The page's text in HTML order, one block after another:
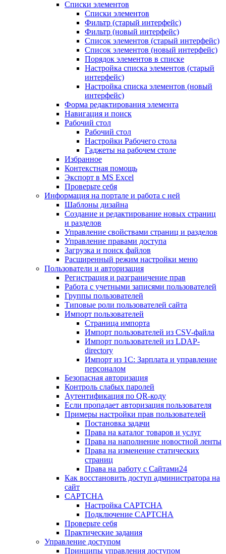
Списки элементов
Списки элементов
Фильтр (старый интерфейс)
Фильтр (новый интерфейс)
Список элементов (старый интерфейс)
Список элементов (новый интерфейс)
Порядок элементов в списке
Настройка списка элементов (старый
интерфейс)
Настройка списка элементов (новый
интерфейс)
Форма редактирования элемента
Навигация и поиск
Рабочий стол
Рабочий стол
Настройки Рабочего стола
Гаджеты на рабочем столе
Избранное
Контекстная помощь
Экспорт в MS Excel
Проверьте себя
Информация на портале и работа с ней
Шаблоны дизайна
Создание и редактирование новых страниц
и разделов
Управление свойствами страниц и разделов
Управление правами доступа
Загрузка и поиск файлов
Расширенный режим настройки меню
Пользователи и авторизация
Регистрация и разграничение прав
Работа с учетными записями пользователей
Группы пользователей
Типовые роли пользователей сайта
Импорт пользователей
Страница импорта
Импорт пользователей из CSV-файла
Импорт пользователей из LDAP-
directory
Импорт из 1С: Зарплата и управление
персоналом
Безопасная авторизация
Контроль слабых паролей
Аутентификация по QR-коду
Если пропадает авторизация пользователя
Примеры настройки прав пользователей
Постановка задачи
Права на каталог товаров и услуг
Права на наполнение новостной ленты
Права на изменение статических
страниц
Права на работу с Сайтами24
Как восстановить доступ администратора на
сайт
CAPTCHA
Настройка CAPTCHA
Подключение CAPTCHA
Проверьте себя
Практические задания
Управление доступом
Принципы управления доступом